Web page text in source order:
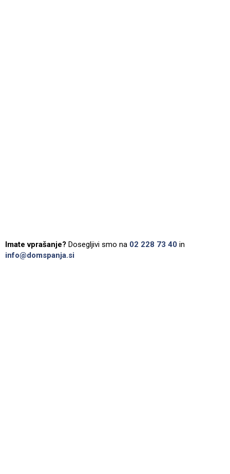
Imate vprašanje? Dosegljivi smo na 02 228 73 40 in
info@domspanja.si